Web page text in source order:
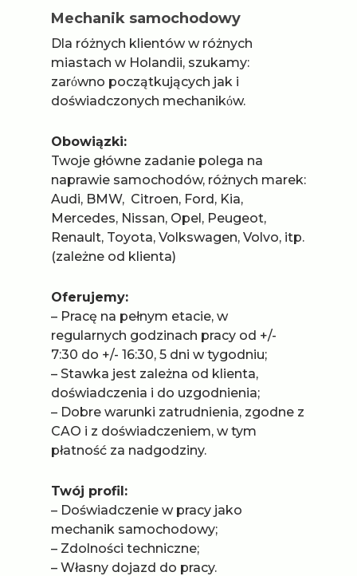
Mechanik samochodowy
Dla ​różnych klientów w różnych
miastach w Holandii, szukamy:
zarόwno początkujących jak i
doświadczonych mechanikόw.
Obowiązki:
Twoje główne zadanie polega na
naprawie samochodów, różnych marek:
Audi, BMW, Citroen, Ford, Kia,
Mercedes, Nissan, Opel, Peugeot,
Renault, Toyota, Volkswagen, Volvo, itp.
(zależne od klienta)
Oferujemy:
– Pracę na pełnym etacie, w
regularnych godzinach pracy od​ +/-​
7:30 do ​+/-​ 16:30, 5 dni w tygodniu;
– Stawka jest zależna od klienta,
doświadczenia i do uzgodnienia;
– Dobre warunki zatrudnienia, zgodne z
CAO i z doświadczeniem, w tym
płatność za nadgodziny​.​
Twój profil:
– Doświadczenie w pracy jako
mechanik samochodowy;
– Zdolności techniczne;
– Własny dojazd do pracy.